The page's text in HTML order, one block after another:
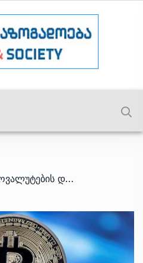
/ საქართველოში კრიპტოვალუტების დატა ცენტრები ელექტროენერგიის 5%-ს მოიხმარენ